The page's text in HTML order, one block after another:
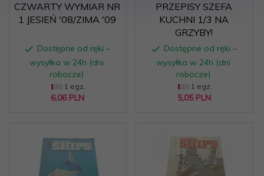
CZWARTY WYMIAR NR
1 JESIEŃ '08/ZIMA '09
Dostępne od ręki –
wysyłka w 24h (dni
robocze)
1 egz.
6,06 PLN
PRZEPISY SZEFA
KUCHNI 1/3 NA
GRZYBY!
Dostępne od ręki –
wysyłka w 24h (dni
robocze)
1 egz.
5,05 PLN